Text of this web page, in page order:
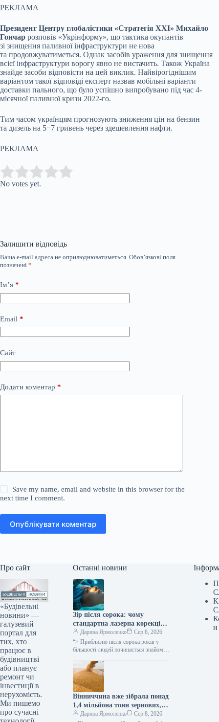
РЕКЛАМА
Президент Центру глобалістики «Стратегія XXI» Михайло
Гончар розповів «Укрінформу», що тактика окупантів
зі знищення паливної інфраструктури не нова
та продовжуватиметься. Однак засобів ураження для знищення
всієї інфраструктури ворогу явно не вистачить. Також Україна
знайде засоби відповісти на цей виклик. Найвірогіднішим
варіантом такої відповіді експерт назвав мобільні варіанти
доставки пального, що було успішно випробувано під час 4-
місячної паливної кризи 2022-го.
Тим часом українцям прогнозують зниження цін на бензин
та дизель на 5−7 гривень через здешевлення нафти.
РЕКЛАМА
Rate this item:
No votes yet.
Залишити відповідь
Ваша e-mail адреса не оприлюднюватиметься. Обов’язкові поля
позначені *
Ім’я *
Email *
Сайт
Додати коментар *
Save my name, email and website in this browser for the
next time I comment.
Опублікувати коментар
Про сайт
«Будівельні
новини» —
галузевий
портал для
тих, хто
працює в
будівництві
або планує
ремонт чи
інвестиції в
нерухомість.
Ми пишемо
про сучасні
Останні новини
Зір після сорока: чому
стандартна лазерна корекція
більше не ефективна та що
пропонує «Ексімер»
Дарина Ярмоленко
Сер 8, 2026
“> Приблизно після сорока років у
більшості людей починається знайомий
доводиться відсувати далі, дрібний
шрифт у…
Вінниччина вже зібрала понад
1,4 мільйона тонн зернових,
демонструючи вищу
Дарина Ярмоленко
Сер 8, 2026
и